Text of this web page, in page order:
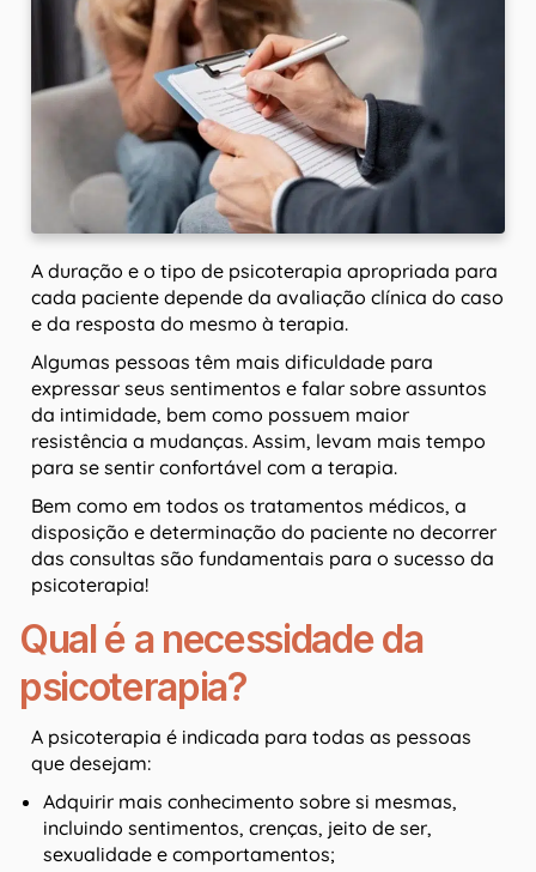
A duração e o tipo de psicoterapia apropriada para
cada paciente depende da avaliação clínica do caso
e da resposta do mesmo à terapia.
Algumas pessoas têm mais dificuldade para
expressar seus sentimentos e falar sobre assuntos
da intimidade, bem como possuem maior
resistência a mudanças. Assim, levam mais tempo
para se sentir confortável com a terapia.
Bem como em todos os tratamentos médicos, a
disposição e determinação do paciente no decorrer
das consultas são fundamentais para o sucesso da
psicoterapia!
Qual é a necessidade da
psicoterapia?
A psicoterapia é indicada para todas as pessoas
que desejam:
Adquirir mais conhecimento sobre si mesmas,
incluindo sentimentos, crenças, jeito de ser,
sexualidade e comportamentos;